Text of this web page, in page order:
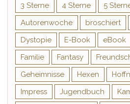
3 Sterne 4 Sterne 5
Autorenwoche
broschiert
Dystopie
E-Book eBook
Familie
Fantasy
Geheimnisse
Hexen
Impress
Jugendbuch